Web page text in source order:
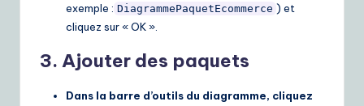
exemple : DiagrammePaquetEcommerce ) et
cliquez sur « OK ».
3. Ajouter des paquets
Dans la barre d’outils du diagramme, cliquez